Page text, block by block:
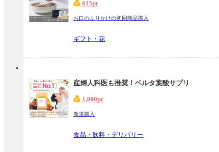
615pt
お口のふりかけの初回商品購入
ギフト・花
産婦人科医も推奨！ベルタ葉酸サプリ
1,000pt
新規購入
食品・飲料・デリバリー